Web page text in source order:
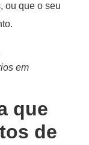
ou que o seu
em
que
de